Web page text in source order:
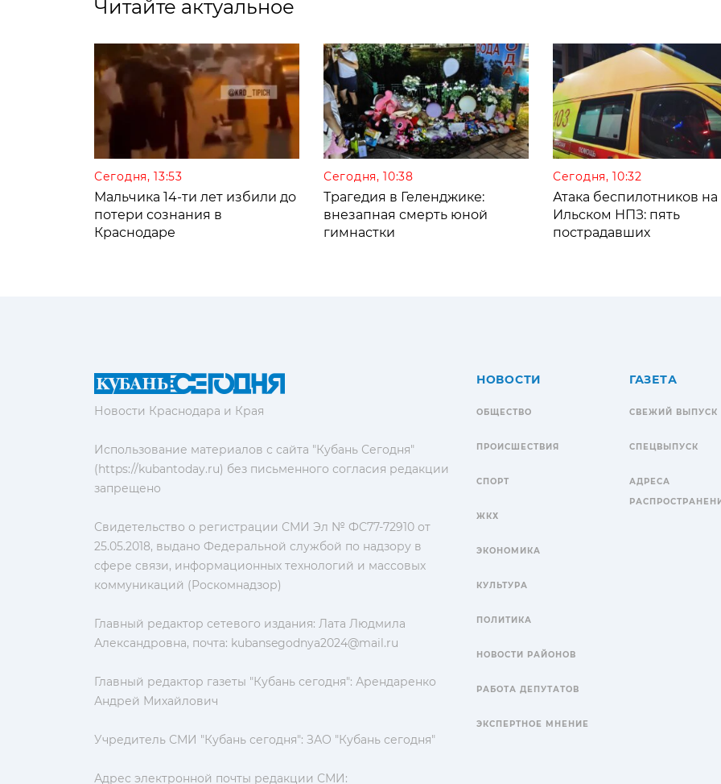
Читайте актуальное
Сегодня, 13:53
Мальчика 14-ти лет избили до
потери сознания в
Краснодаре
Сегодня, 10:38
Трагедия в Геленджике:
внезапная смерть юной
гимнастки
Сегодня, 10:32
Атака беспилотников на
Ильском НПЗ: пять
пострадавших
Новости Краснодара и Края
Использование материалов с сайта "Кубань Сегодня"
(https://kubantoday.ru) без письменного согласия редакции
запрещено
Свидетельство о регистрации СМИ Эл № ФС77-72910 от
25.05.2018, выдано Федеральной службой по надзору в
сфере связи, информационных технологий и массовых
коммуникаций (Роскомнадзор)
Главный редактор сетевого издания: Лата Людмила
Александровна, почта: kubansegodnya2024@mail.ru
Главный редактор газеты "Кубань сегодня": Арендаренко
Андрей Михайлович
Учредитель СМИ "Кубань сегодня": ЗАО "Кубань сегодня"
Адрес электронной почты редакции СМИ:
НОВОСТИ
ОБЩЕСТВО
ПРОИСШЕСТВИЯ
СПОРТ
ЖКХ
ЭКОНОМИКА
КУЛЬТУРА
ПОЛИТИКА
НОВОСТИ РАЙОНОВ
РАБОТА ДЕПУТАТОВ
ЭКСПЕРТНОЕ МНЕНИЕ
ГАЗЕТА
СВЕЖИЙ ВЫПУСК
СПЕЦВЫПУСК
АДРЕСА